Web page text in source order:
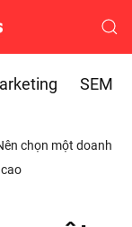
SEM
chọn một doanh